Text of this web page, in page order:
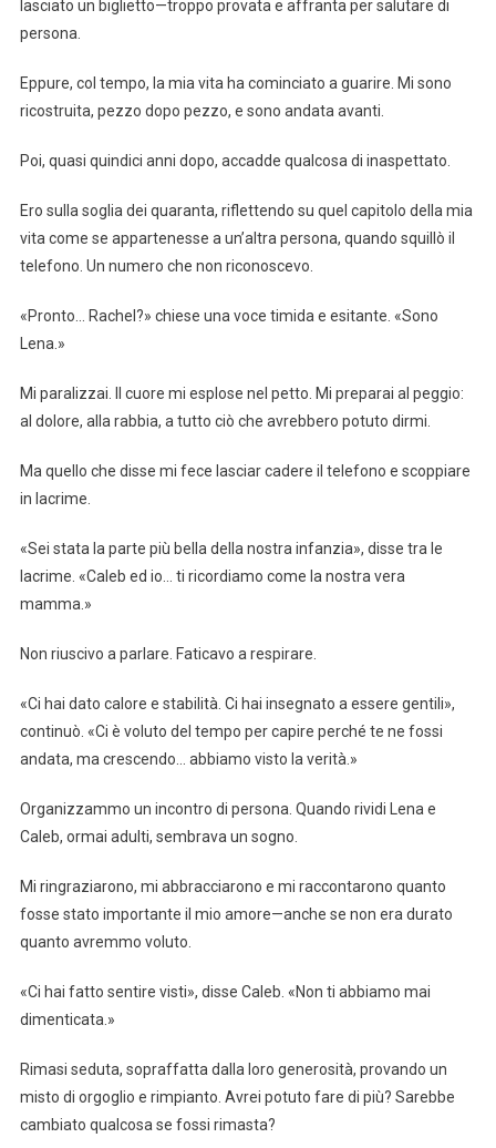
lasciato un biglietto—troppo provata e affranta per salutare di
persona.
Eppure, col tempo, la mia vita ha cominciato a guarire. Mi sono
ricostruita, pezzo dopo pezzo, e sono andata avanti.
Poi, quasi quindici anni dopo, accadde qualcosa di inaspettato.
Ero sulla soglia dei quaranta, riflettendo su quel capitolo della mia
vita come se appartenesse a un’altra persona, quando squillò il
telefono. Un numero che non riconoscevo.
«Pronto… Rachel?» chiese una voce timida e esitante. «Sono
Lena.»
Mi paralizzai. Il cuore mi esplose nel petto. Mi preparai al peggio:
al dolore, alla rabbia, a tutto ciò che avrebbero potuto dirmi.
Ma quello che disse mi fece lasciar cadere il telefono e scoppiare
in lacrime.
«Sei stata la parte più bella della nostra infanzia», disse tra le
lacrime. «Caleb ed io… ti ricordiamo come la nostra vera
mamma.»
Non riuscivo a parlare. Faticavo a respirare.
«Ci hai dato calore e stabilità. Ci hai insegnato a essere gentili»,
continuò. «Ci è voluto del tempo per capire perché te ne fossi
andata, ma crescendo… abbiamo visto la verità.»
Organizzammo un incontro di persona. Quando rividi Lena e
Caleb, ormai adulti, sembrava un sogno.
Mi ringraziarono, mi abbracciarono e mi raccontarono quanto
fosse stato importante il mio amore—anche se non era durato
quanto avremmo voluto.
«Ci hai fatto sentire visti», disse Caleb. «Non ti abbiamo mai
dimenticata.»
Rimasi seduta, sopraffatta dalla loro generosità, provando un
misto di orgoglio e rimpianto. Avrei potuto fare di più? Sarebbe
cambiato qualcosa se fossi rimasta?